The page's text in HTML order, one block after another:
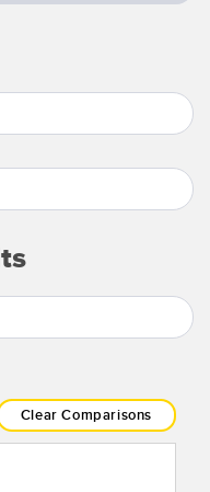
Clear Comparisons